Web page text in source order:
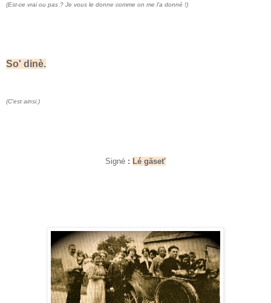
(Est-ce vrai ou pas ? Je vous le donne comme on me l'a donné !)
So' dinè.
(C'est ainsi.)
Signé : Lé gäset'